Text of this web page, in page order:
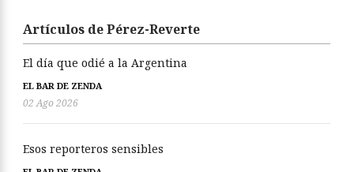
Artículos de Pérez-Reverte
El día que odié a la Argentina
EL BAR DE ZENDA
02 Ago 2026
Esos reporteros sensibles